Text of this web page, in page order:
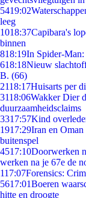
5419:02
leeg
1018:37Capibara's
binnen
818:19In Spider-
618:18Nieuw
B. (66)
2118:17Huisarts per
3118:06Wakker Dier
duurzaamheidsclaims
3317:57Kind
1917:29Iran en
buitenspel
4517:10Doorwerken
werken na je 67e de
117:07Forensics:
5617:01Boeren
hitte en droogte